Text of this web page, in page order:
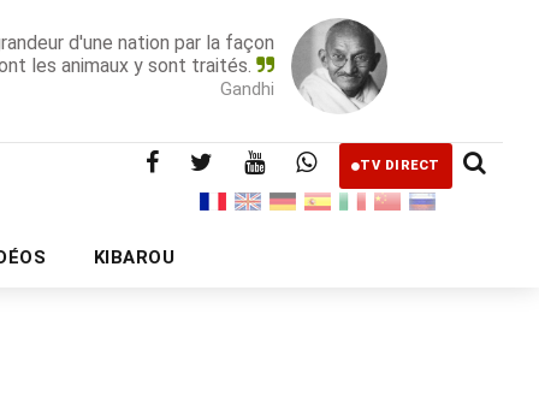
d'une nation par la façon
les animaux y sont traités.
Gandhi
TV DIRECT
KIBAROU